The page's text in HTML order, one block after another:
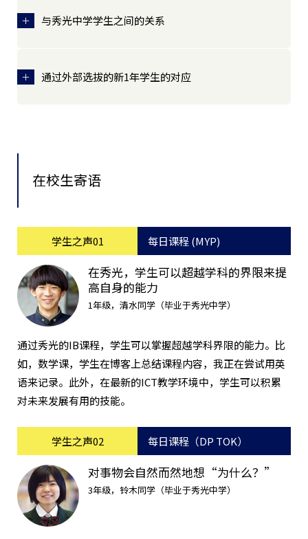
与秀光中学学生之间的关系
通过外部选拔的新1年学生的对应
在校生寄语
学生之声01 每日课程 (MYP)
在秀光，学生可以超越学科的界限来提
高自身的能力
1年级，清水同学（毕业于秀光中学）
通过秀光的IB课程，学生可以掌握超越学科界限的能力。比
如，数学课，学生在博客上总结课程内容，我正在尝试用英
语来记录。此外，在最新的ICT教学环境中，学生可以积累
对未来发展有用的技能。
学生之声02 每日课程（DP TOK）
对事物会自然而然地想“为什么？”
3年级，铃木同学（毕业于秀光中学）